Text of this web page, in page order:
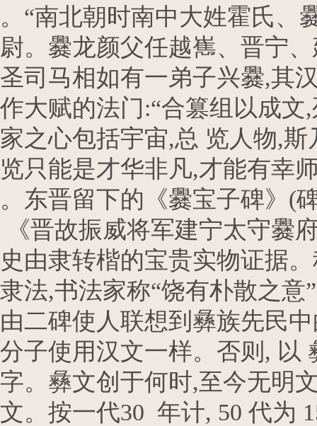
。“南北朝时南中大姓霍氏、
尉。爨龙颜父任越嶲、晋宁
圣司马相如有一弟子兴爨,其
作大赋的法门:“合篡组以成
家之心包括宇宙,总 览人物,
览只能是才华非凡,才能有幸
。东晋留下的《爨宝子碑》(
《晋故振威将军建宁太守爨
史由隶转楷的宝贵实物证据
隶法,书法家称“饶有朴散之意
由二碑使人联想到彝族先民
分子使用汉文一样。否则, 以
字。彝文创于何时,至今无明
文。按一代30 年计, 50 代为